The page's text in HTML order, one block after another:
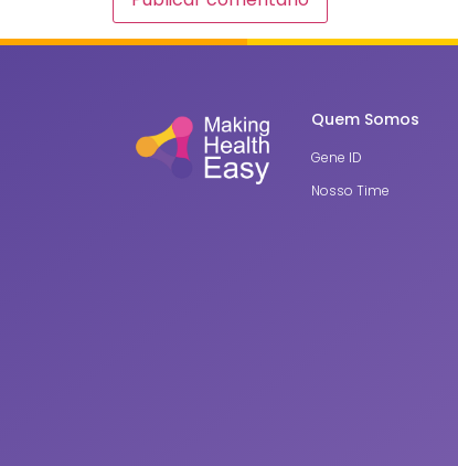
Quem Somos
Gene ID
Nosso Time